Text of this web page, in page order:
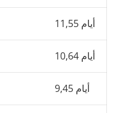
11,55 أيام
10,64 أيام
9,45 أيام